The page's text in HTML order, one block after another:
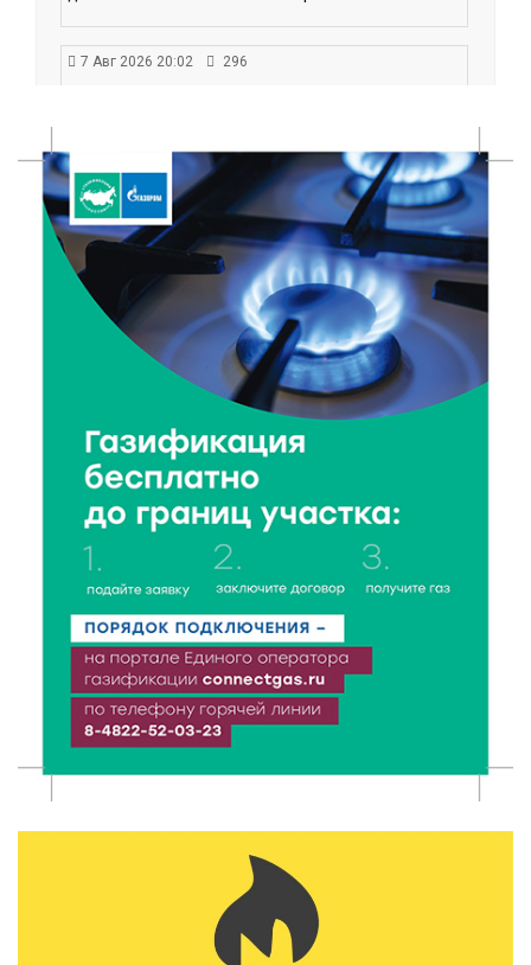
7 Авг 2026 20:02 296
7 Авг 2026 19:02 305
Ботанические лаборатории в школах: Тверская
область запускает масштабный экопроект
7 Авг 2026 18:52 619
В Ржеве чествовали работников строительной
7 Авг 2026 18:10 196
Зарядка со стражем порядка объединила детей в
«Чайке»
7 Авг 2026 18:02 456
В Нило-Столобенской пустыни началась
реставрация фасада исторической
Крестовоздвиженской церкви
7 Авг 2026 18:01 311
Названы первые победители программы «Земский
работник культуры» в Тверской области